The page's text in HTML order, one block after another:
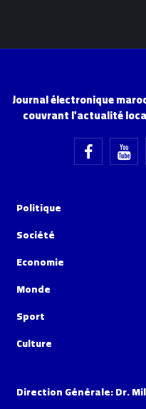
Journal électronique
couvrant l'actualité
Politique
Société
Economie
Monde
Sport
Culture
Direction Générale: Dr.